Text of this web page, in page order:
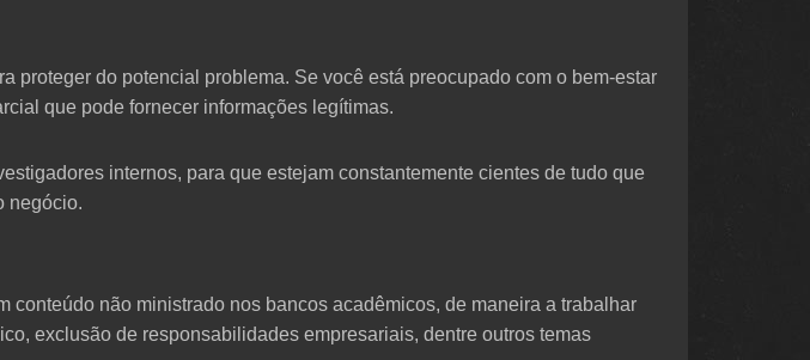
proteger do potencial problema. Se você está preocupado com o bem-estar
que pode fornecer informações legítimas.
internos, para que estejam constantemente cientes de tudo que
negócio.
não ministrado nos bancos acadêmicos, de maneira a trabalhar
exclusão de responsabilidades empresariais, dentre outros temas